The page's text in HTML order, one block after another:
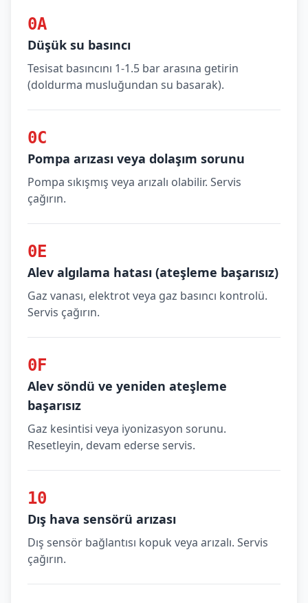
0A
Düşük su basıncı
Tesisat basıncını 1-1.5 bar arasına getirin
(doldurma musluğundan su basarak).
0C
Pompa arızası veya dolaşım sorunu
Pompa sıkışmış veya arızalı olabilir. Servis
çağırın.
0E
Alev algılama hatası (ateşleme başarısız)
Gaz vanası, elektrot veya gaz basıncı kontrolü.
Servis çağırın.
0F
Alev söndü ve yeniden ateşleme
başarısız
Gaz kesintisi veya iyonizasyon sorunu.
Resetleyin, devam ederse servis.
10
Dış hava sensörü arızası
Dış sensör bağlantısı kopuk veya arızalı. Servis
çağırın.